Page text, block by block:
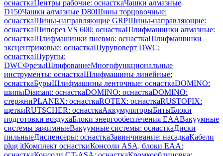
оснасткаЦентры рабочие: оснасткаЧашки алмазные
D150Чашки алмазные D80Шины торцовочные:
оснасткаШины-направляющие GRPШины-направляющие:
оснасткаШипорез VS 600: оснасткаШлифмашинки алмазные:
оснасткаШлифмашинки пневмо: оснасткаШлифмашинки
эксцентриковые: оснасткаШуруповерт DWC:
оснасткаШурупы:
DWCФрезыШлифованиеМногофункциональные
инструменты: оснасткаШлифмашины линейные:
оснасткаБурыШлифмашины ленточные: оснасткаDOMINO:
шипыDiamant: оснасткаDOMINO: оснасткаDOMINO:
стержниPLANEX: оснасткаROTEX: оснасткаRUSTOFIX:
щеткиRUTSCHER: оснасткаАккумуляторыБитыБлоки
подготовки воздухаБлоки энергообеспечения EAAВакуумные
системы зажимныеВакуумные системы: оснасткаДиски
пильныеДиспенсеры: оснасткаЗавинчивание: насадкаКабели
plug itКомплект оснасткиКонсоли ASA, блоки EAA: